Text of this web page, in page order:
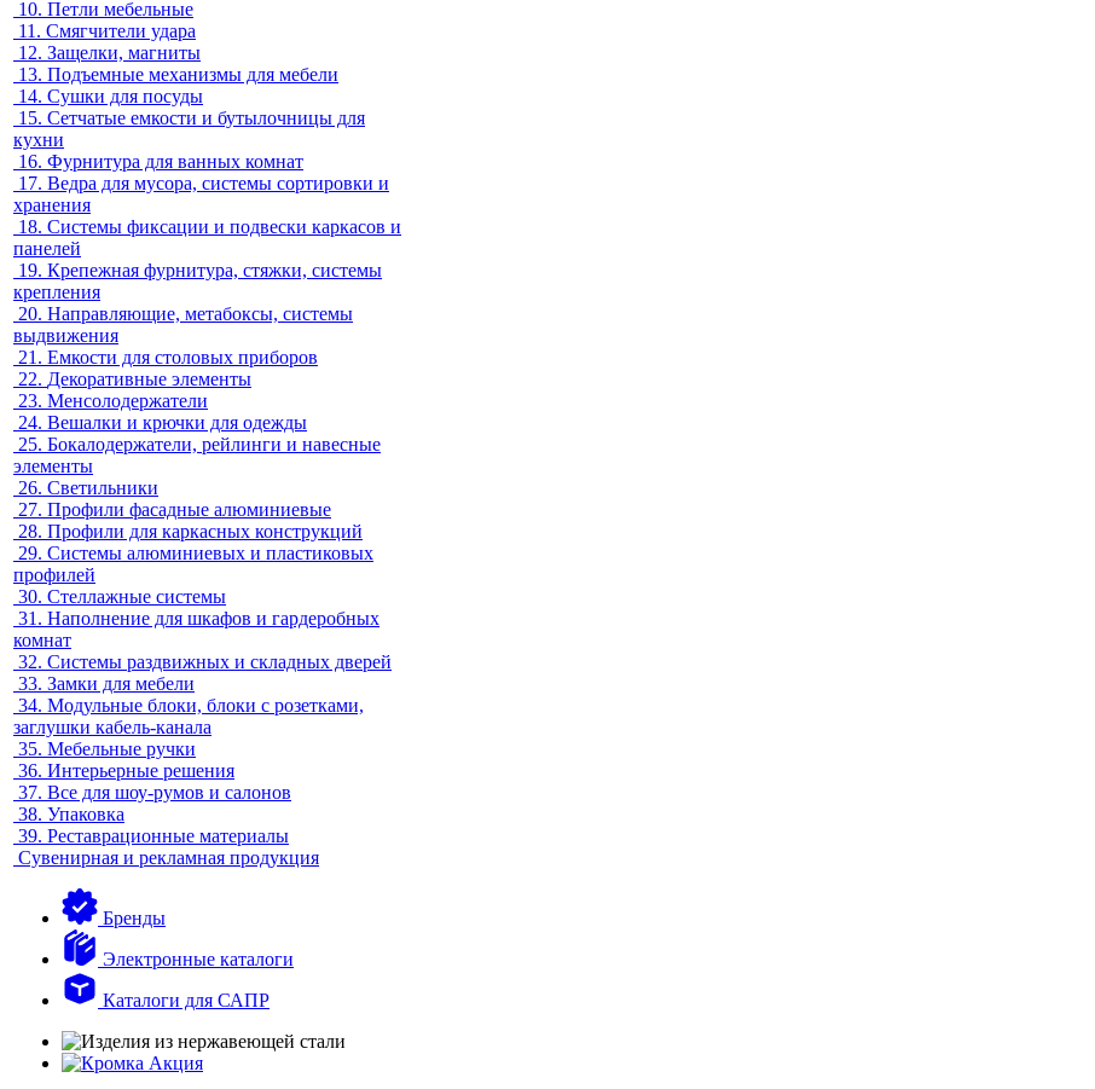
10. Петли мебельные
11. Смягчители удара
12. Защелки, магниты
13. Подъемные механизмы для мебели
14. Сушки для посуды
15. Сетчатые емкости и бутылочницы для
кухни
16. Фурнитура для ванных комнат
17. Ведра для мусора, системы сортировки и
хранения
18. Системы фиксации и подвески каркасов и
панелей
19. Крепежная фурнитура, стяжки, системы
крепления
20. Направляющие, метабоксы, системы
выдвижения
21. Емкости для столовых приборов
22. Декоративные элементы
23. Менсолодержатели
24. Вешалки и крючки для одежды
25. Бокалодержатели, рейлинги и навесные
элементы
26. Светильники
27. Профили фасадные алюминиевые
28. Профили для каркасных конструкций
29. Системы алюминиевых и пластиковых
профилей
30. Стеллажные системы
31. Наполнение для шкафов и гардеробных
комнат
32. Системы раздвижных и складных дверей
33. Замки для мебели
34. Модульные блоки, блоки с розетками,
заглушки кабель-канала
35. Мебельные ручки
36. Интерьерные решения
37. Все для шоу-румов и салонов
38. Упаковка
39. Реставрационные материалы
Сувенирная и рекламная продукция
Бренды
Электронные каталоги
Каталоги для САПР